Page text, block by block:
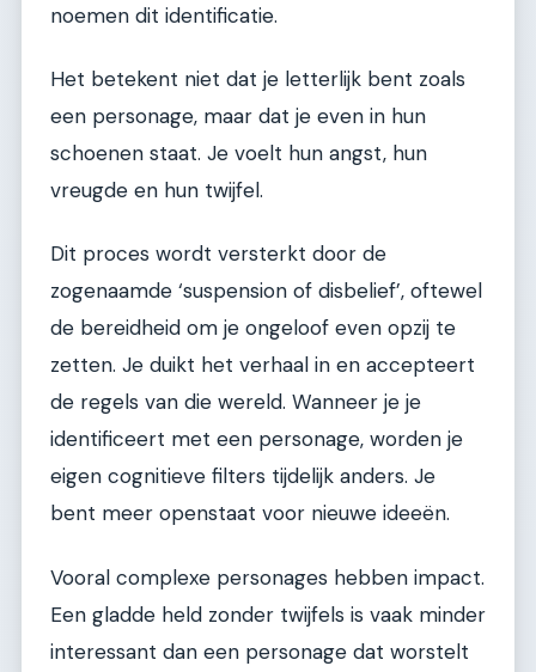
noemen dit identificatie.
Het betekent niet dat je letterlijk bent zoals
een personage, maar dat je even in hun
schoenen staat. Je voelt hun angst, hun
vreugde en hun twijfel.
Dit proces wordt versterkt door de
zogenaamde ‘suspension of disbelief’, oftewel
de bereidheid om je ongeloof even opzij te
zetten. Je duikt het verhaal in en accepteert
de regels van die wereld. Wanneer je je
identificeert met een personage, worden je
eigen cognitieve filters tijdelijk anders. Je
bent meer openstaat voor nieuwe ideeën.
Vooral complexe personages hebben impact.
Een gladde held zonder twijfels is vaak minder
interessant dan een personage dat worstelt